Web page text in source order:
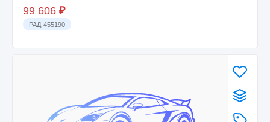
99 606 ₽
РАД-455190